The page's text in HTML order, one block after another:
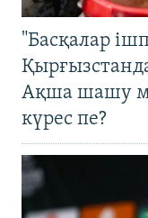
"Басқалар
Ақша шашу
күрес пе?